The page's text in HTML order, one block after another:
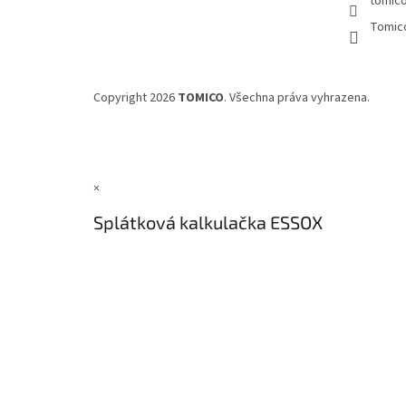
Copyright 2026 TOMICO. Všechna práva vyhrazena.
×
Splátková kalkulačka ESSOX